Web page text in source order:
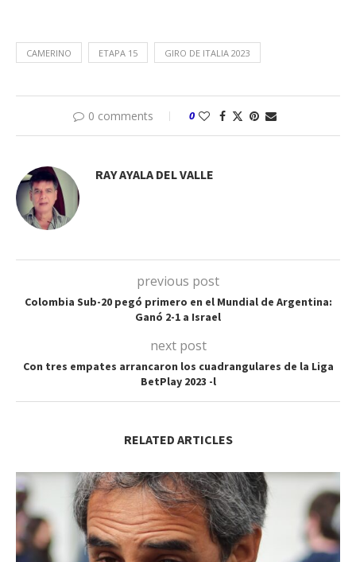
CAMERINO ETAPA 15 GIRO DE ITALIA 2023
0 comments 0
RAY AYALA DEL VALLE
previous post
Colombia Sub-20 pegó primero en el Mundial de Argentina:
Ganó 2-1 a Israel
next post
Con tres empates arrancaron los cuadrangulares de la Liga
BetPlay 2023 -l
RELATED ARTICLES